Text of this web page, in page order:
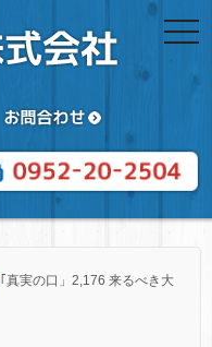
｢真実の口」2,176 来るべき大